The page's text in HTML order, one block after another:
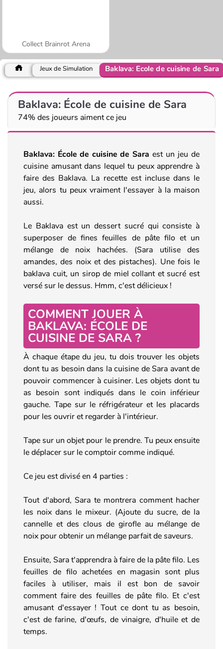
Collect Brainrot Arena
Jeux de Simulation Baklava: École de cuisine de Sara
Baklava: École de cuisine de Sara
74% des joueurs aiment ce jeu
Baklava: École de cuisine de Sara est un jeu de
cuisine amusant dans lequel tu peux apprendre à
faire des Baklava. La recette est incluse dans le
jeu, alors tu peux vraiment l'essayer à la maison
aussi.
Le Baklava est un dessert sucré qui consiste à
superposer de fines feuilles de pâte filo et un
mélange de noix hachées. (Sara utilise des
amandes, des noix et des pistaches). Une fois le
baklava cuit, un sirop de miel collant et sucré est
versé sur le dessus. Hmm, c'est délicieux !
COMMENT JOUER À
BAKLAVA: ÉCOLE DE
CUISINE DE SARA ?
À chaque étape du jeu, tu dois trouver les objets
dont tu as besoin dans la cuisine de Sara avant de
pouvoir commencer à cuisiner. Les objets dont tu
as besoin sont indiqués dans le coin inférieur
gauche. Tape sur le réfrigérateur et les placards
pour les ouvrir et regarder à l'intérieur.
Tape sur un objet pour le prendre. Tu peux ensuite
le déplacer sur le comptoir comme indiqué.
Ce jeu est divisé en 4 parties :
Tout d'abord, Sara te montrera comment hacher
les noix dans le mixeur. (Ajoute du sucre, de la
cannelle et des clous de girofle au mélange de
noix pour obtenir un mélange parfait de saveurs.
Ensuite, Sara t'apprendra à faire de la pâte filo. Les
feuilles de filo achetées en magasin sont plus
faciles à utiliser, mais il est bon de savoir
comment faire des feuilles de pâte filo. Et c'est
amusant d'essayer ! Tout ce dont tu as besoin,
c'est de farine, d'œufs, de vinaigre, d'huile et de
temps.